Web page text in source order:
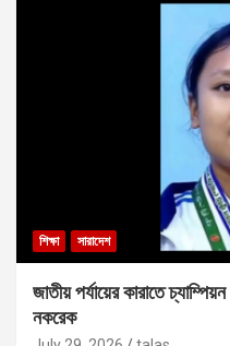
শিক্ষা সারাদেশ
জাতীয় পর্যায়ের কারাতে
নকরেক